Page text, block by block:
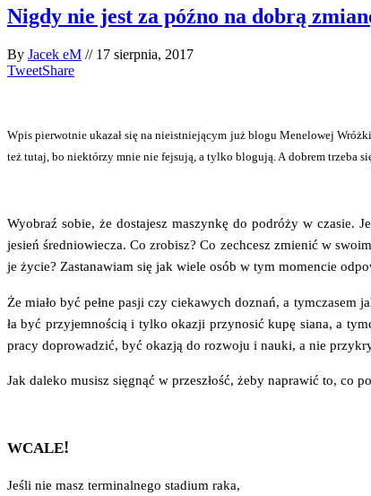
Nigdy nie jest za późno na dobrą
By Jacek eM // 17 sierpnia, 2017
TweetShare
Wpis pier­wot­nie uka­zał się na nie­ist­nie­ją­cym już blo­gu Mene­lo­wej
też tutaj, bo nie­któ­rzy mnie nie fej­su­ją, a tyl­ko blo­gu­ją. A dobrem trze­ba
Wyobraź sobie, że dosta­jesz maszyn­kę do podró­ży w cza­sie.
jesień śre­dnio­wie­cza. Co zro­bisz? Co zechcesz zmie­nić w
je życie? Zasta­na­wiam się jak wie­le osób w tym momen­cie
Że mia­ło być peł­ne pasji czy cie­ka­wych doznań, a
ła być przy­jem­no­ścią i tyl­ko oka­zji przy­no­sić kupę sia­na, a
pra­cy dopro­wa­dzić, być oka­zją do roz­wo­ju i nauki, a nie
Jak dale­ko musisz się­gnąć w prze­szłość, żeby napra­wić to, co
WCALE!
Jeśli nie masz ter­mi­nal­ne­go sta­dium raka,